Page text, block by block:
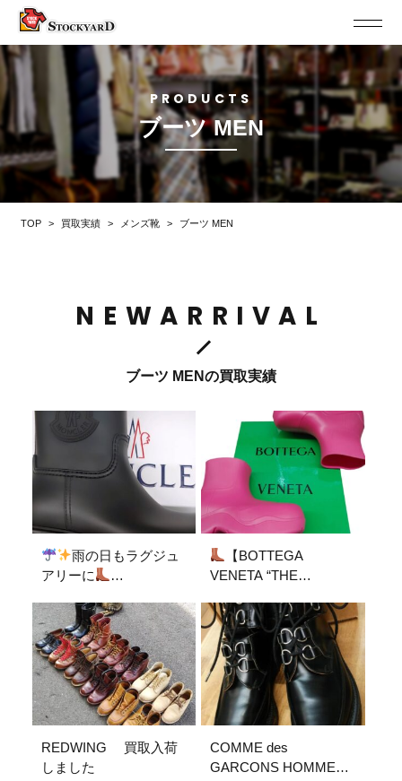
PRODUCTS
ブーツ MEN
TOP > 買取実績 > メンズ靴 > ブーツ MEN
NEWARRIVAL
ブーツ MENの買取実績
雨の日もラグジュ
アリーに
ックストリーム レイン
ブーツが入荷しました
【BOTTEGA
VENETA “THE
BOOTS” 入荷！】
REDWING 買取入荷
しました
COMME des
GARCONS HOMME